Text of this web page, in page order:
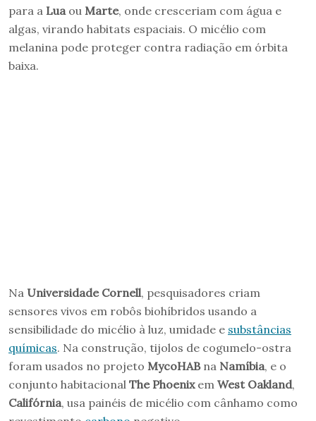
para a Lua ou Marte, onde cresceriam com água e
algas, virando habitats espaciais. O micélio com
melanina pode proteger contra radiação em órbita
baixa.
Na Universidade Cornell, pesquisadores criam
sensores vivos em robôs biohíbridos usando a
sensibilidade do micélio à luz, umidade e substâncias
químicas. Na construção, tijolos de cogumelo-ostra
foram usados no projeto MycoHABna Namíbia, e o
conjunto habitacional The Phoenixem West Oakland,
Califórnia, usa painéis de micélio com cânhamo como